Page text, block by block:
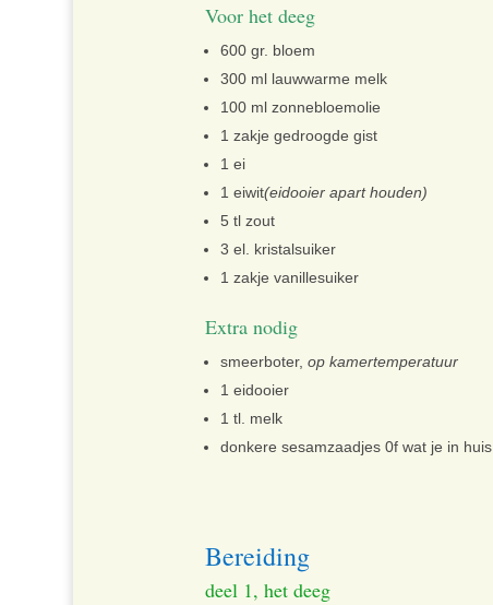
Voor het deeg
600 gr. bloem
300 ml lauwwarme melk
100 ml zonnebloemolie
1 zakje gedroogde gist
1 ei
1 eiwit(eidooier apart houden)
5 tl zout
3 el. kristalsuiker
1 zakje vanillesuiker
Extra nodig
smeerboter,op kamertemperatuur
1 eidooier
1 tl. melk
donkere sesamzaadjes 0f wat je in
Bereiding
deel 1, het deeg